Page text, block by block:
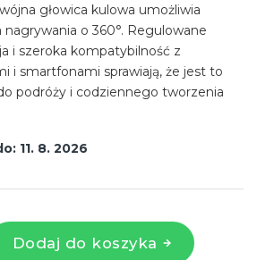
11. 8. 2026
Dodaj do koszyka
głowica kulowa umożliwia
nagrywania o 360°. Regulowane
i szeroka kompatybilność z
i smartfonami sprawiają, że jest to
podróży i codziennego tworzenia